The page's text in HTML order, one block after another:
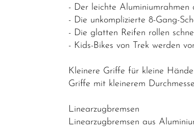
- Der leichte Aluminiumrahmen
- Die unkomplizierte 8-Gang-
- Die glatten Reifen rollen
- Kids-Bikes von Trek werden
Kleinere Griffe für kleine Hände
Griffe mit kleinerem
Linearzugbremsen
Linearzugbremsen aus